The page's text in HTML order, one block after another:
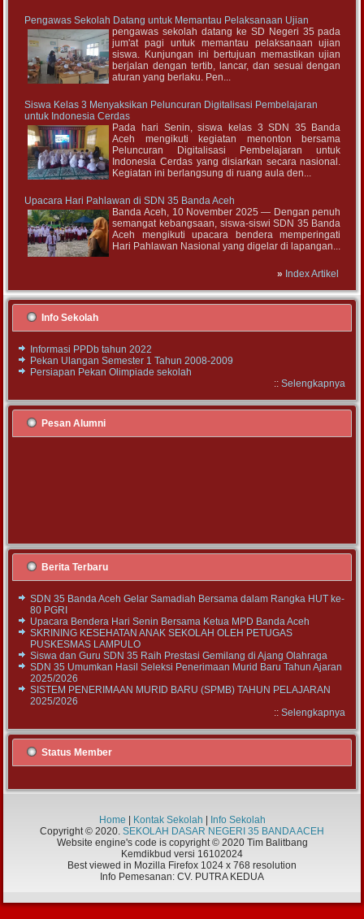
Pengawas Sekolah Datang untuk Memantau Pelaksanaan Ujian
pengawas sekolah datang ke SD Negeri 35 pada
jum'at pagi untuk memantau pelaksanaan ujian
siswa. Kunjungan ini bertujuan memastikan ujian
berjalan dengan tertib, lancar, dan sesuai dengan
aturan yang berlaku. Pen...
Siswa Kelas 3 Menyaksikan Peluncuran Digitalisasi Pembelajaran
untuk Indonesia Cerdas
Pada hari Senin, siswa kelas 3 SDN 35 Banda
Aceh mengikuti kegiatan menonton bersama
Peluncuran Digitalisasi Pembelajaran untuk
Indonesia Cerdas yang disiarkan secara nasional.
Kegiatan ini berlangsung di ruang aula den...
Upacara Hari Pahlawan di SDN 35 Banda Aceh
Banda Aceh, 10 November 2025 — Dengan penuh
semangat kebangsaan, siswa-siswi SDN 35 Banda
Aceh mengikuti upacara bendera memperingati
Hari Pahlawan Nasional yang digelar di lapangan...
» Index Artikel
Info Sekolah
Informasi PPDb tahun 2022
Pekan Ulangan Semester 1 Tahun 2008-2009
Persiapan Pekan Olimpiade sekolah
:: Selengkapnya
Pesan Alumni
Berita Terbaru
SDN 35 Banda Aceh Gelar Samadiah Bersama dalam Rangka HUT ke-
80 PGRI
Upacara Bendera Hari Senin Bersama Ketua MPD Banda Aceh
SKRINING KESEHATAN ANAK SEKOLAH OLEH PETUGAS
PUSKESMAS LAMPULO
Siswa dan Guru SDN 35 Raih Prestasi Gemilang di Ajang Olahraga
SDN 35 Umumkan Hasil Seleksi Penerimaan Murid Baru Tahun Ajaran
2025/2026
SISTEM PENERIMAAN MURID BARU (SPMB) TAHUN PELAJARAN
2025/2026
:: Selengkapnya
Status Member
Home | Kontak Sekolah | Info Sekolah
Copyright © 2020. SEKOLAH DASAR NEGERI 35 BANDA ACEH
Website engine's code is copyright © 2020 Tim Balitbang
Kemdikbud versi 16102024
Best viewed in Mozilla Firefox 1024 x 768 resolution
Info Pemesanan: CV. PUTRA KEDUA